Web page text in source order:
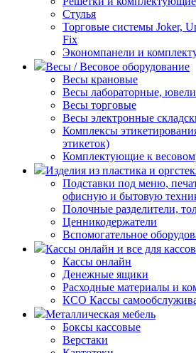
Стулья
Торговые системы Joker,
Fix
Экономпанели и
Весы / Весовое оборудование
Весы крановые
Весы лабораторные,
Весы торговые
Весы электронные
Комплексы
этикеток)
Комплектующие к
Изделия из пластика и
Подставки под меню,
офисную и бытовую
Полочные разделители,
Ценникодержатели
Вспомогательное
Кассы онлайн и все для
Кассы онлайн
Денежные ящики
Расходные материалы и
КСО Кассы
Металлическая мебель
Боксы кассовые
Верстаки